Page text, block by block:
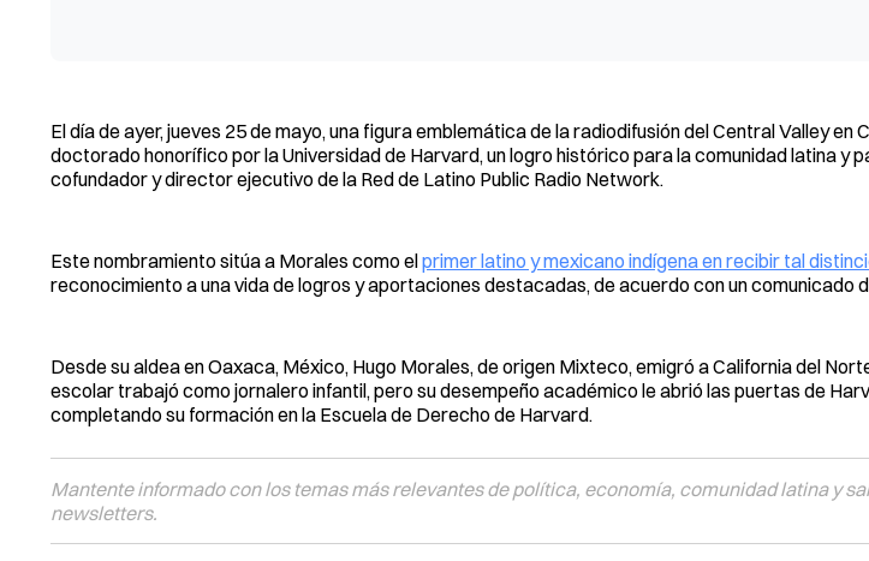
El día de ayer, jueves 25 de mayo, una figura emblemática de la radiodifusión del Central Valley en
doctorado honorífico por la Universidad de Harvard, un logro histórico para la comunidad latina y
cofundador y director ejecutivo de la Red de Latino Public Radio Network.
Este nombramiento sitúa a Morales como elprimer latino y mexicano indígena en recibir tal
reconocimiento a una vida de logros y aportaciones destacadas, de acuerdo con un comunicado
Desde su aldea en Oaxaca, México, Hugo Morales, de origen Mixteco, emigró a California del
escolar trabajó como jornalero infantil, pero su desempeño académico le abrió las puertas de
completando su formación en la Escuela de Derecho de Harvard.
Mantente informado con los temas más relevantes de política, economía, comunidad latina y
newsletters.